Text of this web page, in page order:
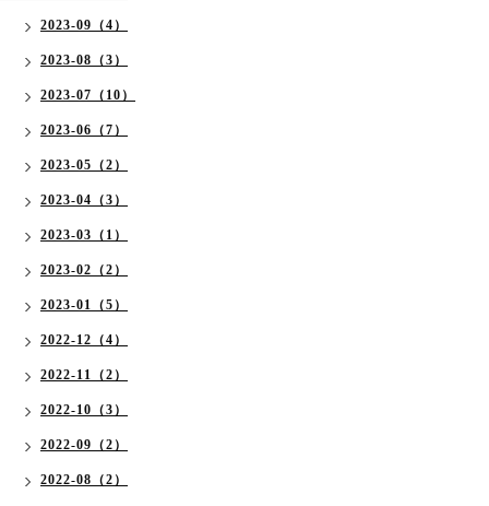
2023-09（4）
2023-08（3）
2023-07（10）
2023-06（7）
2023-05（2）
2023-04（3）
2023-03（1）
2023-02（2）
2023-01（5）
2022-12（4）
2022-11（2）
2022-10（3）
2022-09（2）
2022-08（2）